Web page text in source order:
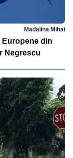
Madalina Mihai
Europene din
Negrescu